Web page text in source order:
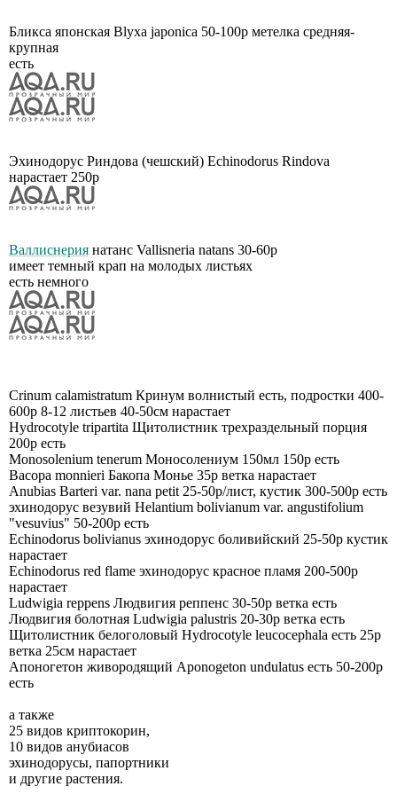
Бликса японская Blyxa japonica 50-100р метелка средняя-
крупная
есть
Эхинодорус Риндова (чешский) Echinodorus Rindova
нарастает 250р
Валлиснерия натанс Vallisneria natans 30-60р
имеет темный крап на молодых листьях
есть немного
Crinum calamistratum Кринум волнистый есть, подростки 400-
600р 8-12 листьев 40-50см нарастает
Hydrocotyle tripartita Щитолистник трехраздельный порция
200р есть
Monosolenium tenerum Моносолениум 150мл 150р есть
Bacopa monnieri Бакопа Монье 35р ветка нарастает
Anubias Barteri var. nana petit 25-50р/лист, кустик 300-500р есть
эхинодорус везувий Helantium bolivianum var. angustifolium
"vesuvius" 50-200р есть
Echinodorus bolivianus эхинодорус боливийский 25-50р кустик
нарастает
Echinodorus red flame эхинодорус красное пламя 200-500р
нарастает
Ludwigia reppens Людвигия реппенс 30-50р ветка есть
Людвигия болотная Ludwigia palustris 20-30р ветка есть
Щитолистник белоголовый Hydrocotyle leucocephala есть 25р
ветка 25см нарастает
Апоногетон живородящий Aponogeton undulatus есть 50-200р
есть
а также
25 видов криптокорин,
10 видов анубиасов
эхинодорусы, папортники
и другие растения.